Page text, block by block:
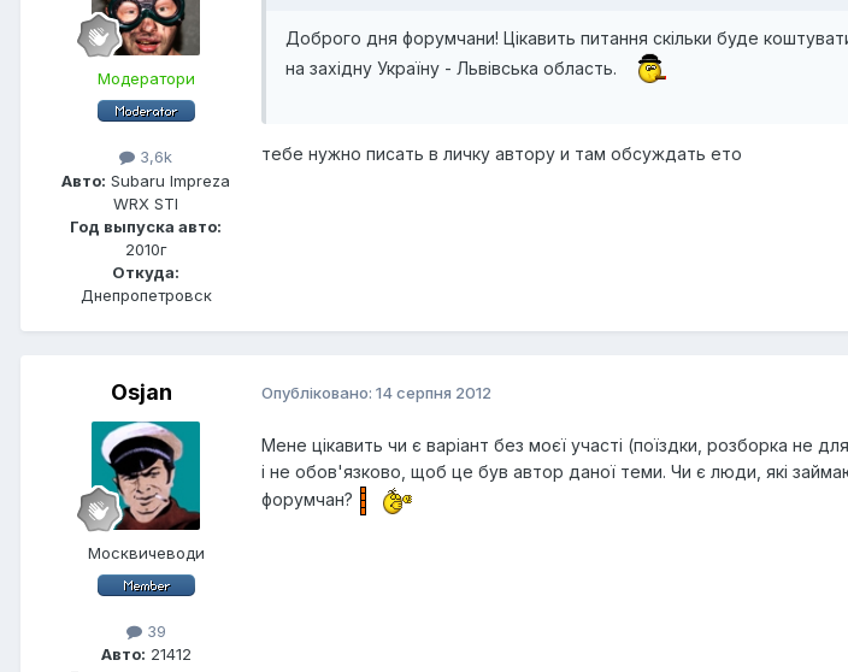
Модератори
3,6k
Авто: Subaru Impreza
WRX STI
Год выпуска авто:
2010г
Откуда:
Днепропетровск
Доброго дня форумчани! Цікавить питання скільки буде
на західну Україну - Львівська область.
тебе нужно писать в личку автору и там обсуждать ето
Osjan
Москвичеводи
39
Авто: 21412
Опубліковано: 14 серпня 2012
Мене цікавить чи є варіант без моєї участі (поїздки, розборка не
і не обов'язково, щоб це був автор даної теми. Чи є люди, які
форумчан?